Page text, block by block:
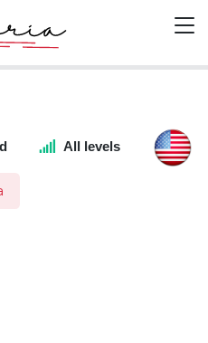
All levels